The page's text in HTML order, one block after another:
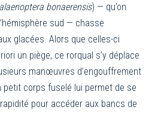
bonaerensis) — qu’on
sud — chasse
glacées. Alors que celles-ci
un piège, ce rorqual s’y déplace
manœuvres d’engouffrement
petit corps fuselé lui permet de se
pour accéder aux bancs de